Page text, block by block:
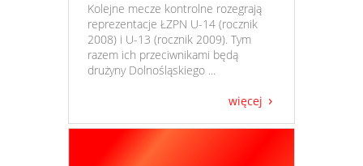
​ Kolejne mecze kontrolne rozegrają
reprezentacje ŁZPN U-14 (rocznik
2008) i U-13 (rocznik 2009). Tym
razem ich przeciwnikami będą
drużyny Dolnośląskiego ...
więcej